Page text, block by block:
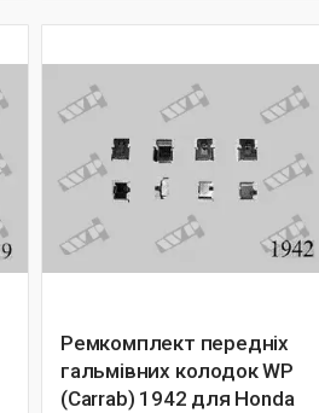
Ремкомплект передніх
гальмівних колодок WP
(Carrab) 1942 для Honda